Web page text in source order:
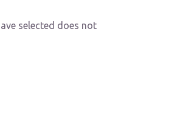
selected does not